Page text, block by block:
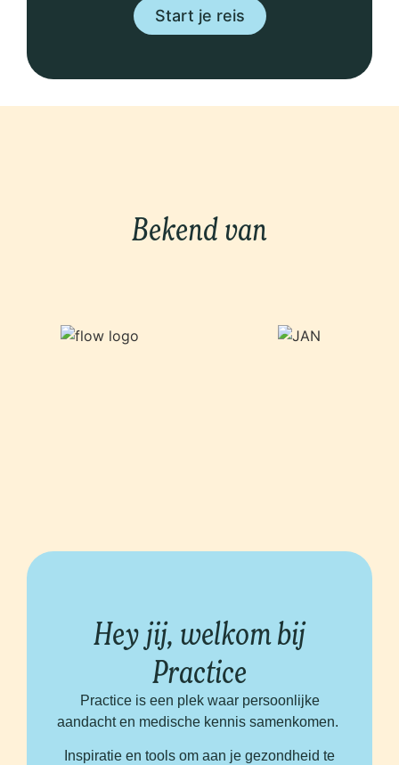
Start je reis
Bekend van
Hey jij, welkom bij
Practice
Practice is een plek waar persoonlijke
aandacht en medische kennis samenkomen.
Inspiratie en tools om aan je gezondheid te